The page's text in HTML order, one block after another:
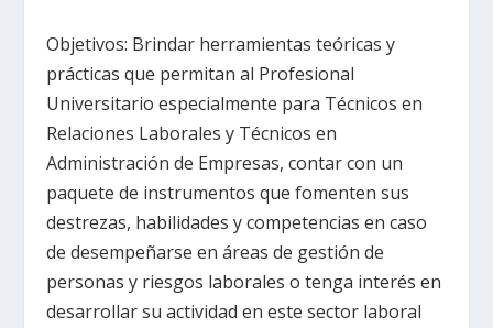
Objetivos: Brindar herramientas teóricas y
prácticas que permitan al Profesional
Universitario especialmente para Técnicos en
Relaciones Laborales y Técnicos en
Administración de Empresas, contar con un
paquete de instrumentos que fomenten sus
destrezas, habilidades y competencias en caso
de desempeñarse en áreas de gestión de
personas y riesgos laborales o tenga interés en
desarrollar su actividad en este sector laboral